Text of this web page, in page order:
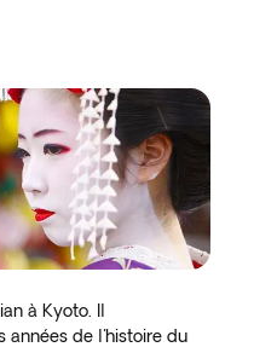
à Kyoto. Il
années de l'histoire du